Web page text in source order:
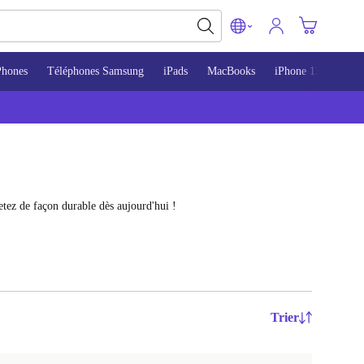
Téléphones Samsung iPads MacBooks iPhone 13
de façon durable dès aujourd'hui !
Trier